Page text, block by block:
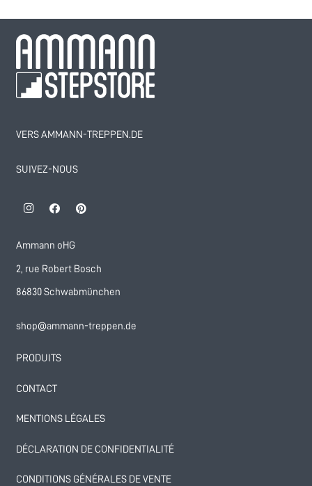
VERS AMMANN-TREPPEN.DE
SUIVEZ-NOUS
Ammann oHG
2, rue Robert Bosch
86830 Schwabmünchen
shop@ammann-treppen.de
PRODUITS
CONTACT
MENTIONS LÉGALES
DÉCLARATION DE CONFIDENTIALITÉ
CONDITIONS GÉNÉRALES DE VENTE